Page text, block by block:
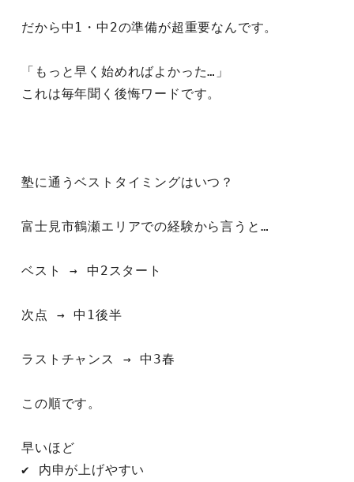
だから中1・中2の準備が超重要なんです。
「もっと早く始めればよかった…」
これは毎年聞く後悔ワードです。
塾に通うベストタイミングはいつ？
富士見市鶴瀬エリアでの経験から言うと…
ベスト → 中2スタート
次点 → 中1後半
ラストチャンス → 中3春
この順です。
早いほど
✔ 内申が上げやすい